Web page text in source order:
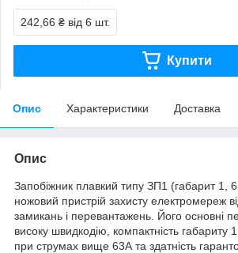
242,66 ₴ від 6 шт.
Купити
Опис Характеристики Доставка
Опис
Запобіжник плавкий типу ЗП1 (габарит 1,
ножовий пристрій захисту електромереж
замикань і перевантажень. Його основні
високу швидкодію, компактність габариту
при струмах вище 63А та здатність